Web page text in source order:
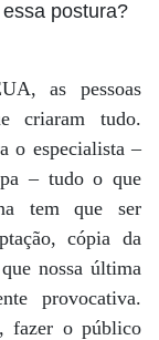
postura?
as pessoas
criaram tudo.
o especialista –
– tudo o que
tem que ser
cópia da
nossa última
provocativa.
fazer o público